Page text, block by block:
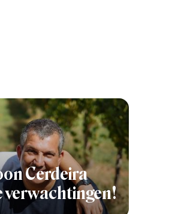
Cerdeira